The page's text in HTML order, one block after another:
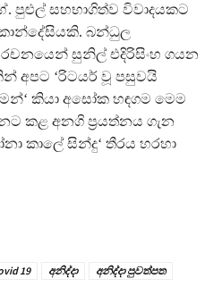
පුළුල් සහභාගිත්ව විවාදයකට
බන්ධුල
සුනිල් එදිරිසිංහ ගයන
අපට ‘රිටයර් වූ පසුවයි
කියා අසෝක හඳගම මෙම
කළ අනගි ප‍්‍රයත්නය ගැන
කාලේ සින්දු‘ තීරය හරහා
19 අනිද්දා
අනිද්දා පුවත්පත